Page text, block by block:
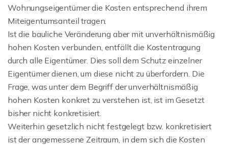
Wohnungseigentümer die Kosten entsprechend ihrem
Miteigentumsanteil tragen.
Ist die bauliche Veränderung aber mit unverhältnismäßig
hohen Kosten verbunden, entfällt die Kostentragung
durch alle Eigentümer. Dies soll dem Schutz einzelner
Eigentümer dienen, um diese nicht zu überfordern. Die
Frage, was unter dem Begriff der unverhältnismäßig
hohen Kosten konkret zu verstehen ist, ist im Gesetzt
bisher nicht konkretisiert.
Weiterhin gesetzlich nicht festgelegt bzw. konkretisiert
ist der angemessene Zeitraum, in dem sich die Kosten